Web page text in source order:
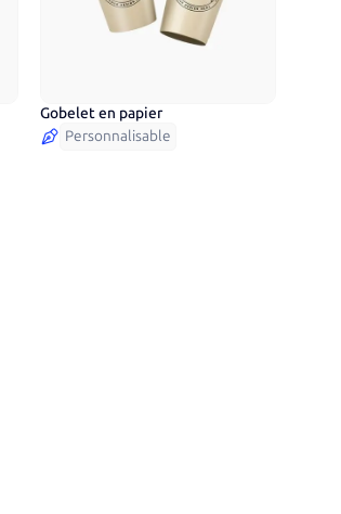
Gobelet en papier
Personnalisable